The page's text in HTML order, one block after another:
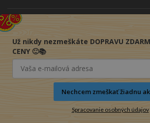
Už nikdy nezmeškáte DOPRAVU
CENY 🙂📚
Nechcem zmeškať žiadnu
Spracovanie osobných údajov